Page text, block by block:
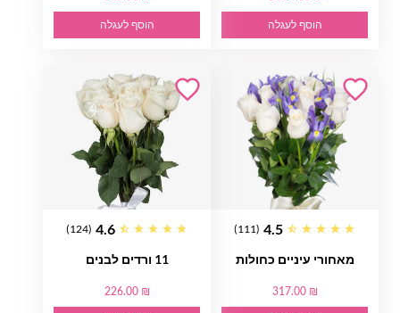
הוסף לעגלה הוסף לעגלה
4.5
(111)
מאחורי עיניים כחולות
317.00 ₪
4.6
(124)
11 ורדים לבנים
226.00 ₪